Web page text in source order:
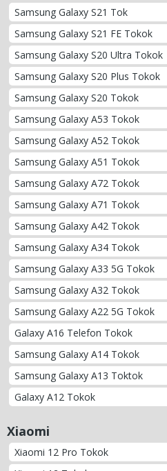
Samsung Galaxy S21 Tok
Samsung Galaxy S21 FE Tokok
Samsung Galaxy S20 Ultra Tokok
Samsung Galaxy S20 Plus Tokok
Samsung Galaxy S20 Tokok
Samsung Galaxy A53 Tokok
Samsung Galaxy A52 Tokok
Samsung Galaxy A51 Tokok
Samsung Galaxy A72 Tokok
Samsung Galaxy A71 Tokok
Samsung Galaxy A42 Tokok
Samsung Galaxy A34 Tokok
Samsung Galaxy A33 5G Tokok
Samsung Galaxy A32 Tokok
Samsung Galaxy A22 5G Tokok
Galaxy A16 Telefon Tokok
Samsung Galaxy A14 Tokok
Samsung Galaxy A13 Toktok
Galaxy A12 Tokok
Xiaomi
Xiaomi 12 Pro Tokok